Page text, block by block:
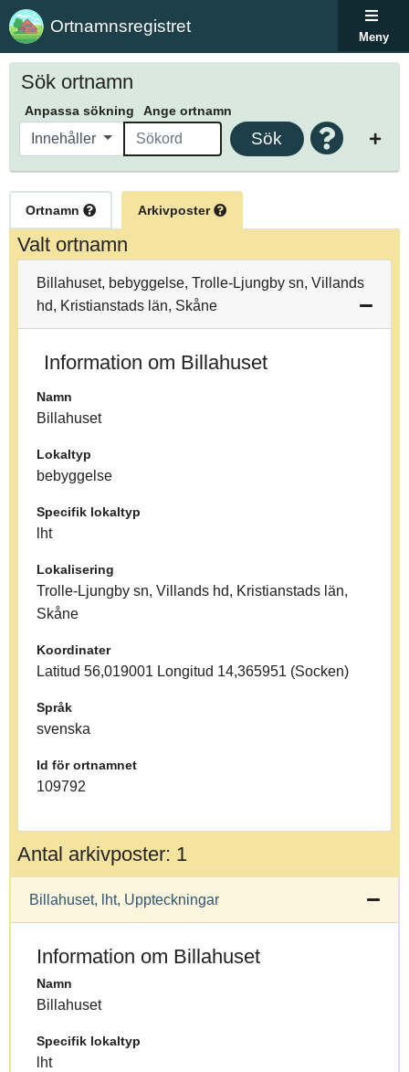
Ortnamnsregistret
Meny
Sök ortnamn
Anpassa sökning Ange ortnamn
Innehåller Sök
Ortnamn Arkivposter
Valt ortnamn
Billahuset, bebyggelse, Trolle-Ljungby sn, Villands
hd, Kristianstads län, Skåne
Information om Billahuset
Namn
Billahuset
Lokaltyp
bebyggelse
Specifik lokaltyp
lht
Lokalisering
Trolle-Ljungby sn, Villands hd, Kristianstads län,
Skåne
Koordinater
Latitud 56,019001 Longitud 14,365951 (Socken)
Språk
svenska
Id för ortnamnet
109792
Antal arkivposter: 1
Billahuset, lht, Uppteckningar
Information om Billahuset
Namn
Billahuset
Specifik lokaltyp
lht